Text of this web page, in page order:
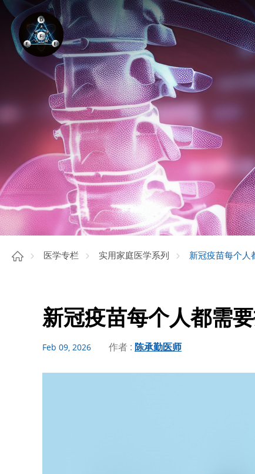
医学专栏 实用家庭医学系列 新冠疫苗每个人
新冠疫苗每个人都需
Feb 09, 2026 作者 : 陈承勤医师